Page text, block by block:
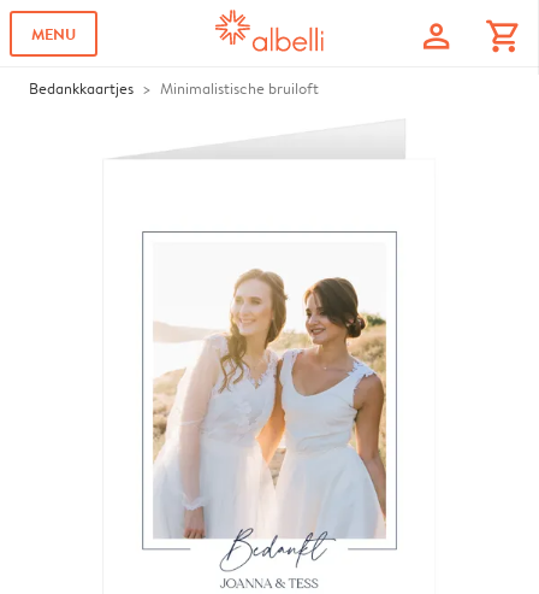
MENU profile shopping_cart
Bedankkaartjes Minimalistische bruiloft